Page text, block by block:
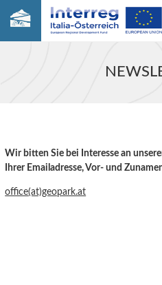
Wir bitten Sie bei Interesse an
Ihrer Emailadresse, Vor- und
office(at)geopark.at